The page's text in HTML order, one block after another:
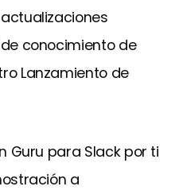
conocimiento de
Lanzamiento de
Guru para Slack por ti
a